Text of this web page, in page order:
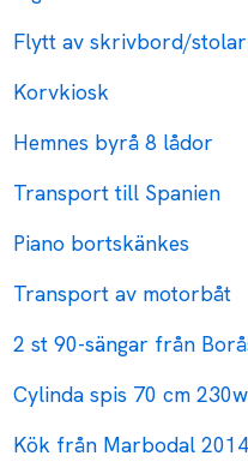
Flytt av skrivbord/stolar
Korvkiosk
Hemnes byrå 8 lådor
Transport till Spanien
Piano bortskänkes
Transport av motorbåt
2 st 90-sängar från
Cylinda spis 70 cm 230w
Kök från Marbodal